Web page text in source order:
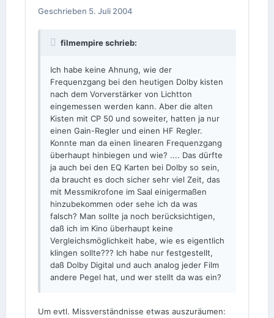
Geschrieben 5. Juli 2004
filmempire schrieb:
Ich habe keine Ahnung, wie der
Frequenzgang bei den heutigen Dolby kisten
nach dem Vorverstärker von Lichtton
eingemessen werden kann. Aber die alten
Kisten mit CP 50 und soweiter, hatten ja nur
einen Gain-Regler und einen HF Regler.
Konnte man da einen linearen Frequenzgang
überhaupt hinbiegen und wie? .... Das dürfte
ja auch bei den EQ Karten bei Dolby so sein,
da braucht es doch sicher sehr viel Zeit, das
mit Messmikrofone im Saal einigermaßen
hinzubekommen oder sehe ich da was
falsch? Man sollte ja noch berücksichtigen,
daß ich im Kino überhaupt keine
Vergleichsmöglichkeit habe, wie es eigentlich
klingen sollte??? Ich habe nur festgestellt,
daß Dolby Digital und auch analog jeder Film
andere Pegel hat, und wer stellt da was ein?
Um evtl. Missverständnisse etwas auszuräumen: